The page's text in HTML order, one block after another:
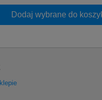
Dodaj wybrane do